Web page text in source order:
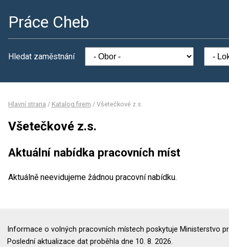
Práce Cheb
Hledat zaměstnání
Hlavní strana / Katalog firem / Všetečkové z.s.
Všetečkové z.s.
Aktuální nabídka pracovních míst
Aktuálně neevidujeme žádnou pracovní nabídku.
Informace o volných pracovních místech poskytuje Ministerstvo
Poslední aktualizace dat proběhla dne 10. 8. 2026.